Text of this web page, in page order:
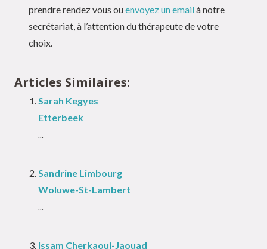
prendre rendez vous ouenvoyez un emailà notre
secrétariat, à l’attention du thérapeute de votre
choix.
Articles Similaires:
Sarah Kegyes
Etterbeek
...
Sandrine Limbourg
Woluwe-St-Lambert
...
Issam Cherkaoui-Jaouad